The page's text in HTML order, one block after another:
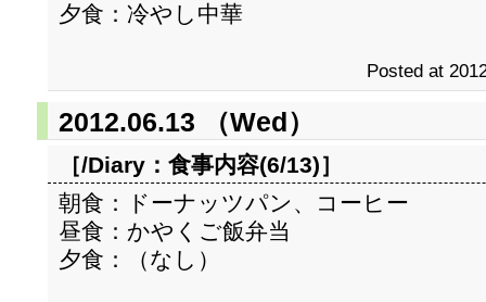
夕食：冷やし中華
Posted at
2012.06.13 （Wed）
［/Diary： 食事内容(6/13)］
朝食：ドーナッツパン、コーヒー
昼食：かやくご飯弁当
夕食：（なし）